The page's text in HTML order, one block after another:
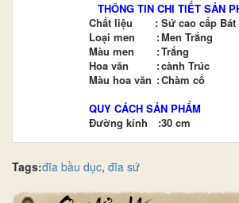
THÔNG TIN CHI TIẾT SẢN
Chất liệu
: Sứ cao cấp Bát
Loại men
:Men Trắng
Màu men
:Trắng
Hoa văn
:cành Trúc
Màu hoa văn :Chàm cổ
QUY CÁCH SẢN PHẨM
Đường kính
:30 cm
Tags:đĩa bầu dục, đĩa sứ